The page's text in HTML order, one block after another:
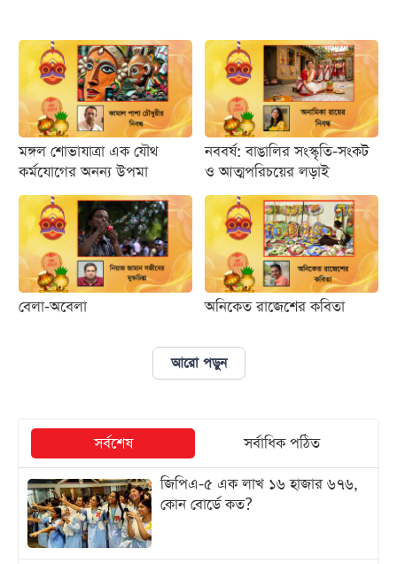
আজকের
পত্রিকা
ই-
পেপার
মঙ্গল শোভাযাত্রা এক যৌথ
কর্মযোগের অনন্য উপমা
নববর্ষ: বাঙালির সংস্কৃতি-সংকট
ও আত্মপরিচয়ের লড়াই
বেলা-অবেলা অনিকেত রাজেশের কবিতা
আরো পড়ুন
সর্বশেষ
সর্বাধিক পঠিত
জিপিএ-৫ এক লাখ ১৬ হাজার ৬৭৬,
কোন বোর্ডে কত?